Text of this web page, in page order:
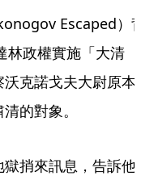
Escaped）
林政權實施「大清
克諾戈夫大尉原本
的對象。
捎來訊息，告訴他